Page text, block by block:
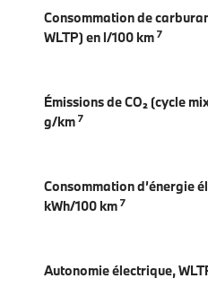
Consommation de
WLTP) en l/100 km 7
Émissions de CO₂ (cycle
g/km 7
Consommation d’énergie
kWh/100 km 7
Autonomie électrique,